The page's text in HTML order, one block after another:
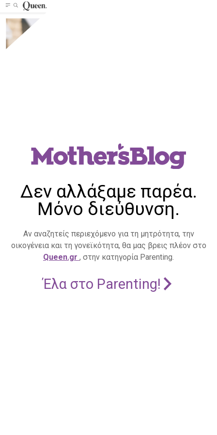
Δεν αλλάξαμε παρέα.
Μόνο διεύθυνση.
Αν αναζητείς περιεχόμενο για τη μητρότητα, την
οικογένεια και τη γονεϊκότητα, θα μας βρεις πλέον στο
Queen.gr , στην κατηγορία Parenting.
Έλα στο Parenting!